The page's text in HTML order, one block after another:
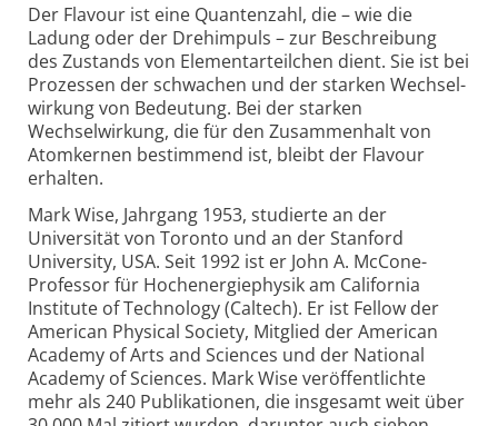
Der Flavour ist eine Quantenzahl, die – wie die
Ladung oder der Drehimpuls – zur Beschreibung
des Zustands von Elementarteilchen dient. Sie ist bei
Prozessen der schwachen und der starken Wechsel­
wirkung von Bedeutung. Bei der starken
Wechselwirkung, die für den Zusammen­halt von
Atomkernen bestimmend ist, bleibt der Flavour
erhalten.
Mark Wise, Jahrgang 1953, studierte an der
Universität von Toronto und an der Stanford
University, USA. Seit 1992 ist er John A. McCone-
Professor für Hochenergiephysik am California
Institute of Technology (Caltech). Er ist Fellow der
American Physical Society, Mitglied der American
Academy of Arts and Sciences und der National
Academy of Sciences. Mark Wise veröffentlichte
mehr als 240 Publikationen, die insgesamt weit über